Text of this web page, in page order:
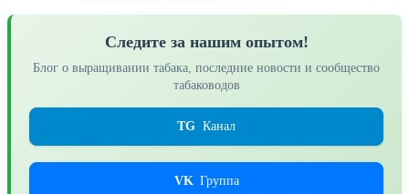
Следите за нашим опытом!
Блог о выращивании табака, последние новости и сообщество
табаководов
TG Канал
VK Группа